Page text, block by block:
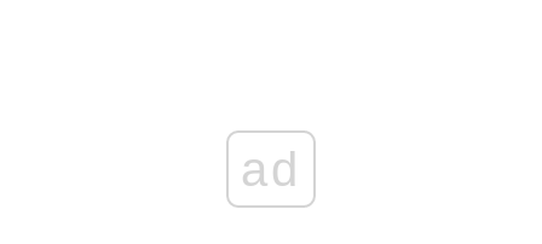
ad